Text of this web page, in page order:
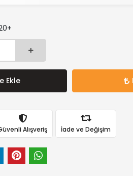
Ekle
Alışveriş İade ve Değişim